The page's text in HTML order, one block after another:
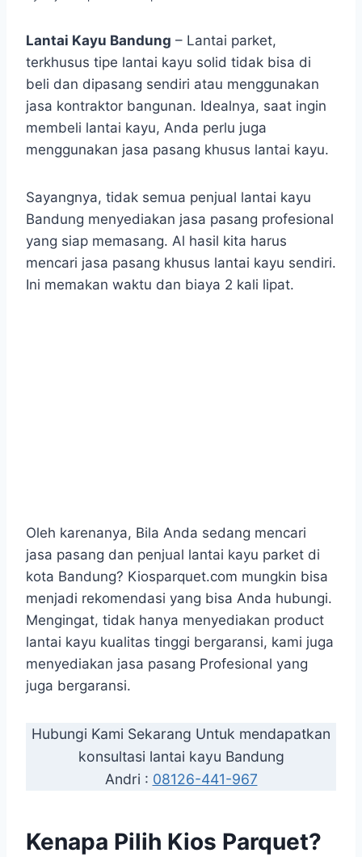
Lantai Kayu Bandung – Lantai parket,
terkhusus tipe lantai kayu solid tidak bisa di
beli dan dipasang sendiri atau menggunakan
jasa kontraktor bangunan. Idealnya, saat ingin
membeli lantai kayu, Anda perlu juga
menggunakan jasa pasang khusus lantai kayu.
Sayangnya, tidak semua penjual lantai kayu
Bandung menyediakan jasa pasang profesional
yang siap memasang. Al hasil kita harus
mencari jasa pasang khusus lantai kayu sendiri.
Ini memakan waktu dan biaya 2 kali lipat.
Oleh karenanya, Bila Anda sedang mencari
jasa pasang dan penjual lantai kayu parket di
kota Bandung? Kiosparquet.com mungkin bisa
menjadi rekomendasi yang bisa Anda hubungi.
Mengingat, tidak hanya menyediakan product
lantai kayu kualitas tinggi bergaransi, kami juga
menyediakan jasa pasang Profesional yang
juga bergaransi.
Hubungi Kami Sekarang Untuk mendapatkan
konsultasi lantai kayu Bandung
Andri : 08126-441-967
Kenapa Pilih Kios Parquet?